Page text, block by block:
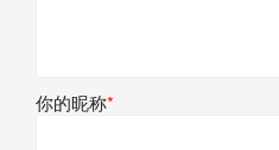
你的昵称*